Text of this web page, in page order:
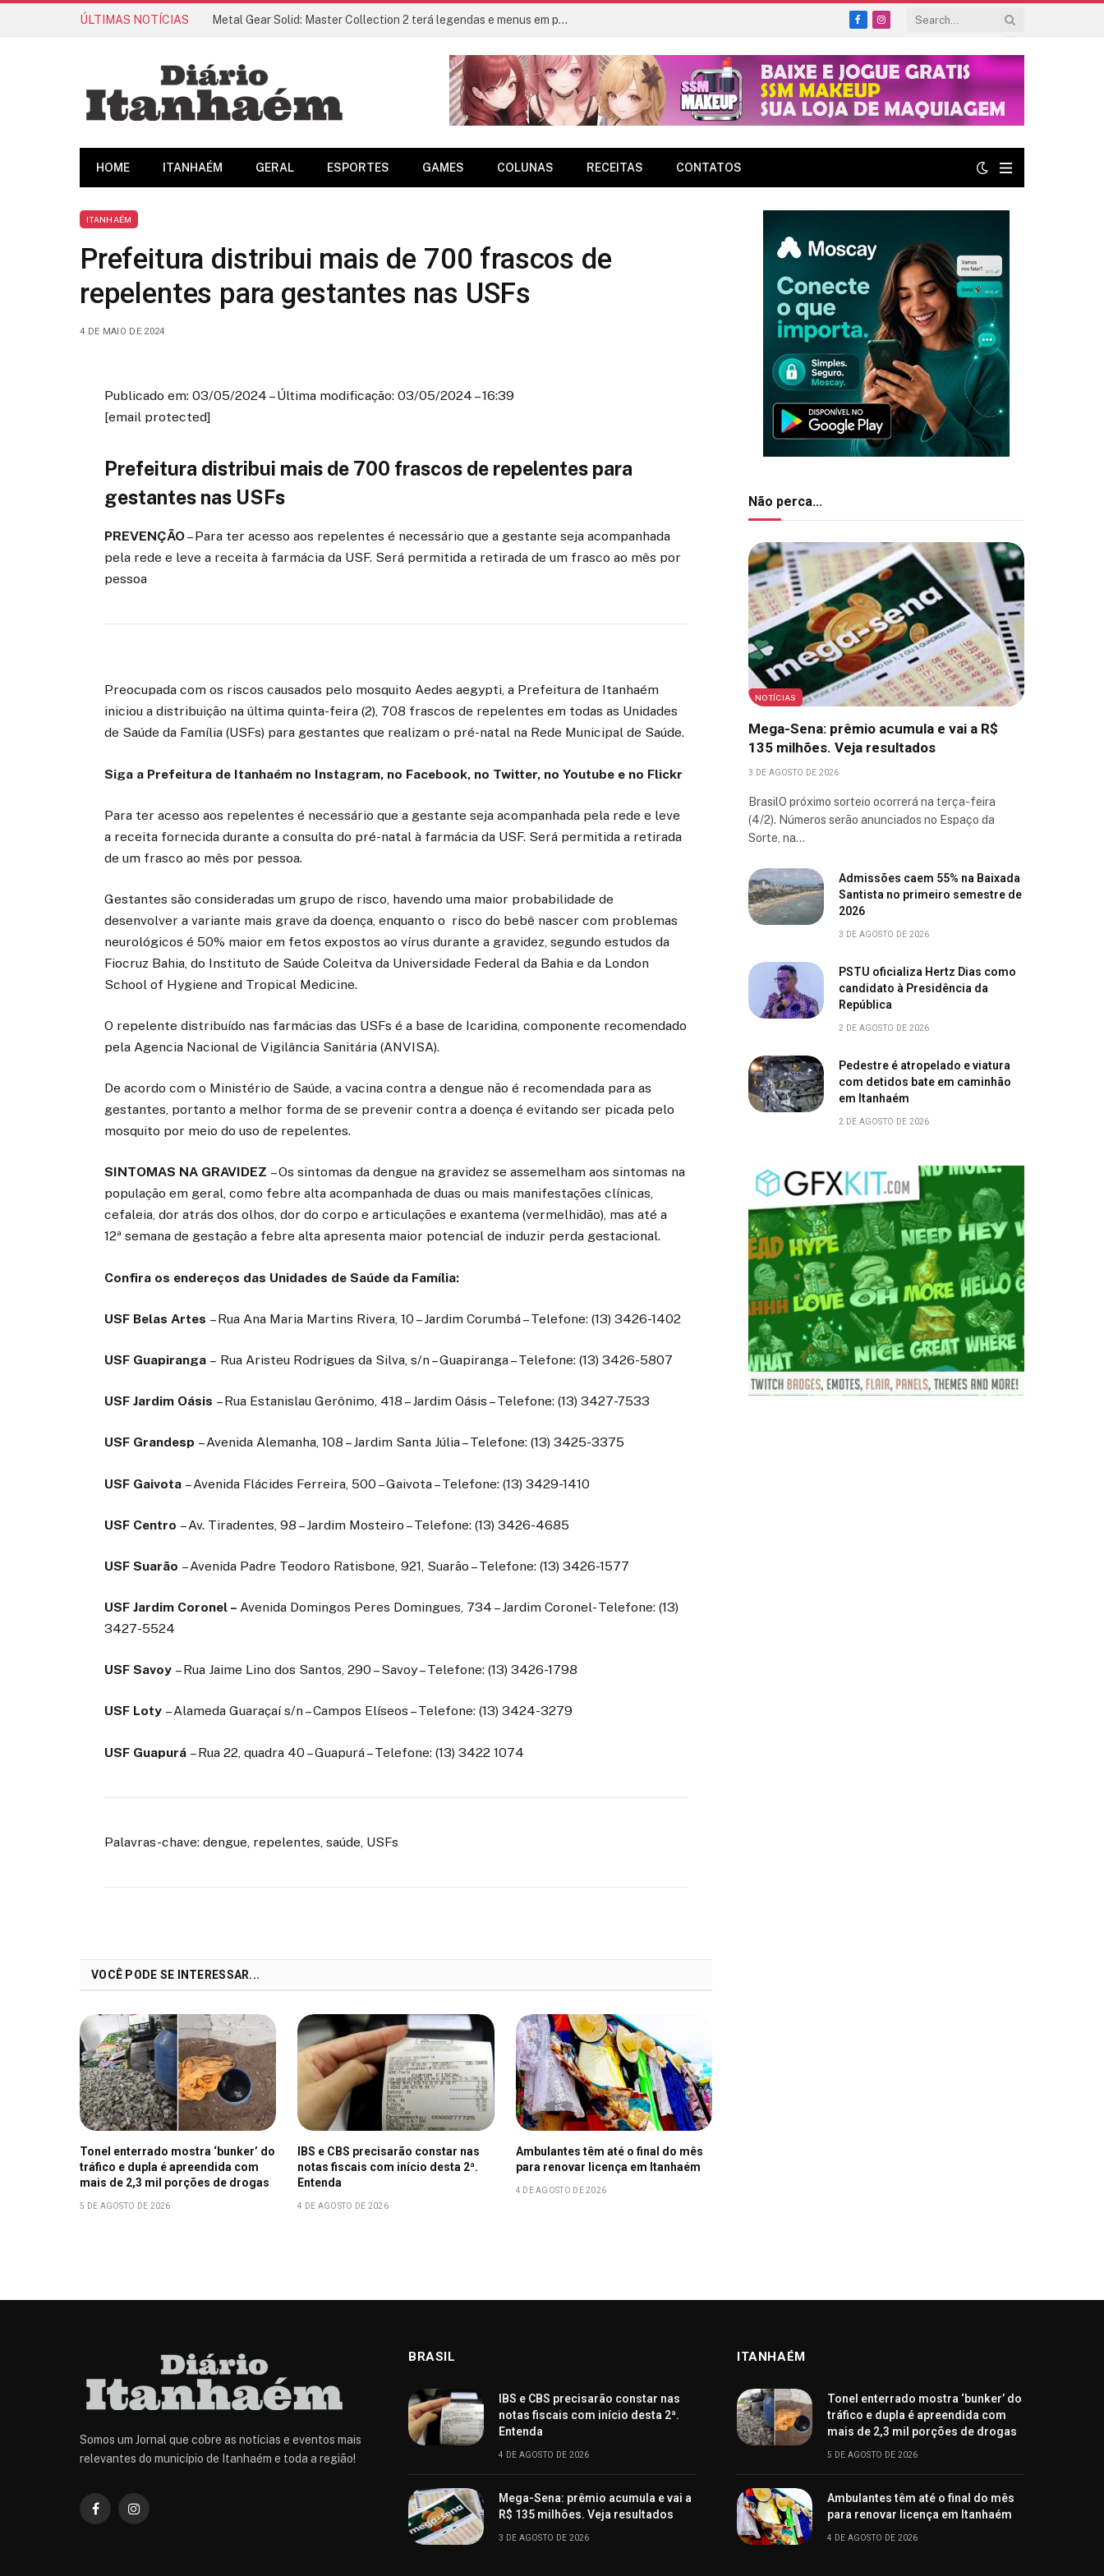
ÚLTIMAS NOTÍCIAS Metal Gear Solid: Master Collection 2 terá legendas e menus em portugues
FacebookInstagram
HOME ITANHAÉM GERAL ESPORTES GAMES COLUNAS RECEITAS CONTATOS
ITANHAÉM
Prefeitura distribui mais de 700 frascos de
repelentes para gestantes nas USFs
4 DE MAIO DE 2024
Publicado em: 03/05/2024 – Última modificação: 03/05/2024 – 16:39
[email protected]
Prefeitura distribui mais de 700 frascos de repelentes para
gestantes nas USFs
PREVENÇÃO– Para ter acesso aos repelentes é necessário que a gestante seja acompanhada
pela rede e leve a receita à farmácia da USF. Será permitida a retirada de um frasco ao mês por
pessoa
Preocupada com os riscos causados pelo mosquito Aedes aegypti, a Prefeitura de Itanhaém
iniciou a distribuição na última quinta-feira (2), 708 frascos de repelentes em todas as Unidades
de Saúde da Família (USFs) para gestantes que realizam o pré-natal na Rede Municipal de Saúde.
Siga a Prefeitura de Itanhaém no Instagram, no Facebook, no Twitter, noYoutube e no Flickr
Para ter acesso aos repelentes é necessário que a gestante seja acompanhada pela rede e leve
a receita fornecida durante a consulta do pré-natal à farmácia da USF. Será permitida a retirada
de um frasco ao mês por pessoa.
Gestantes são consideradas um grupo de risco, havendo uma maior probabilidade de
desenvolver a variante mais grave da doença, enquanto o risco do bebê nascer com problemas
neurológicos é 50% maior em fetos expostos ao vírus durante a gravidez, segundo estudos da
Fiocruz Bahia, do Instituto de Saúde Coleitva da Universidade Federal da Bahia e da London
School of Hygiene and Tropical Medicine.
O repelente distribuído nas farmácias das USFs é a base de Icaridina, componente recomendado
pela Agencia Nacional de Vigilância Sanitária (ANVISA).
De acordo com o Ministério de Saúde, a vacina contra a dengue não é recomendada para as
gestantes, portanto a melhor forma de se prevenir contra a doença é evitando ser picada pelo
mosquito por meio do uso de repelentes.
SINTOMAS NA GRAVIDEZ – Os sintomas da dengue na gravidez se assemelham aos sintomas na
população em geral, como febre alta acompanhada de duas ou mais manifestações clínicas,
cefaleia, dor atrás dos olhos, dor do corpo e articulações e exantema (vermelhidão), mas até a
12ª semana de gestação a febre alta apresenta maior potencial de induzir perda gestacional.
Confira os endereços das Unidades de Saúde da Família:
USF Belas Artes – Rua Ana Maria Martins Rivera, 10 – Jardim Corumbá – Telefone: (13) 3426-1402
USF Guapiranga – Rua Aristeu Rodrigues da Silva, s/n – Guapiranga – Telefone: (13) 3426-5807
USF Jardim Oásis – Rua Estanislau Gerônimo, 418 – Jardim Oásis – Telefone: (13) 3427-7533
USF Grandesp – Avenida Alemanha, 108 – Jardim Santa Júlia – Telefone: (13) 3425-3375
USF Gaivota – Avenida Flácides Ferreira, 500 – Gaivota – Telefone: (13) 3429-1410
USF Centro – Av. Tiradentes, 98 – Jardim Mosteiro – Telefone: (13) 3426-4685
USF Suarão – Avenida Padre Teodoro Ratisbone, 921, Suarão – Telefone: (13) 3426-1577
USF Jardim Coronel –Avenida Domingos Peres Domingues, 734 – Jardim Coronel- Telefone: (13)
3427-5524
USF Savoy – Rua Jaime Lino dos Santos, 290 – Savoy – Telefone: (13) 3426-1798
USF Loty – Alameda Guaraçaí s/n – Campos Elíseos – Telefone: (13) 3424-3279
USF Guapurá – Rua 22, quadra 40 – Guapurá – Telefone: (13) 3422 1074
Palavras-chave: dengue, repelentes, saúde, USFs
VOCÊ PODE SE INTERESSAR...
Tonel enterrado mostra ‘bunker’ do
tráfico e dupla é apreendida com
mais de 2,3 mil porções de drogas
5 DE AGOSTO DE 2026
IBS e CBS precisarão constar nas
notas fiscais com início desta 2ª.
Entenda
4 DE AGOSTO DE 2026
Ambulantes têm até o final do mês
para renovar licença em Itanhaém
4 DE AGOSTO DE 2026
Não perca...
NOTÍCIAS
Mega-Sena: prêmio acumula e vai a R$
135 milhões. Veja resultados
3 DE AGOSTO DE 2026
BrasilO próximo sorteio ocorrerá na terça-feira
(4/2). Números serão anunciados no Espaço da
Sorte, na…
Admissões caem 55% na Baixada
Santista no primeiro semestre de
2026
3 DE AGOSTO DE 2026
PSTU oficializa Hertz Dias como
candidato à Presidência da
República
2 DE AGOSTO DE 2026
Pedestre é atropelado e viatura
com detidos bate em caminhão
em Itanhaém
2 DE AGOSTO DE 2026
Somos um Jornal que cobre as notícias e eventos mais
relevantes do município de Itanhaém e toda a região!
FacebookInstagram
BRASIL
IBS e CBS precisarão constar nas
notas fiscais com início desta 2ª.
Entenda
4 DE AGOSTO DE 2026
Mega-Sena: prêmio acumula e vai a
R$ 135 milhões. Veja resultados
3 DE AGOSTO DE 2026
ITANHAÉM
Tonel enterrado mostra ‘bunker’ do
tráfico e dupla é apreendida com
mais de 2,3 mil porções de drogas
5 DE AGOSTO DE 2026
Ambulantes têm até o final do mês
para renovar licença em Itanhaém
4 DE AGOSTO DE 2026